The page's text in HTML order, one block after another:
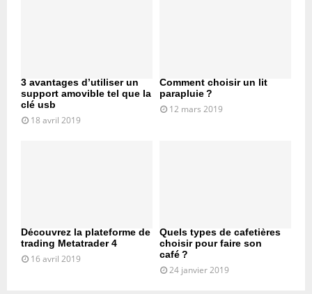
3 avantages d’utiliser un
support amovible tel que la
clé usb
18 avril 2019
Comment choisir un lit
parapluie ?
12 mars 2019
Découvrez la plateforme de
trading Metatrader 4
16 avril 2019
Quels types de cafetières
choisir pour faire son
café ?
24 janvier 2019